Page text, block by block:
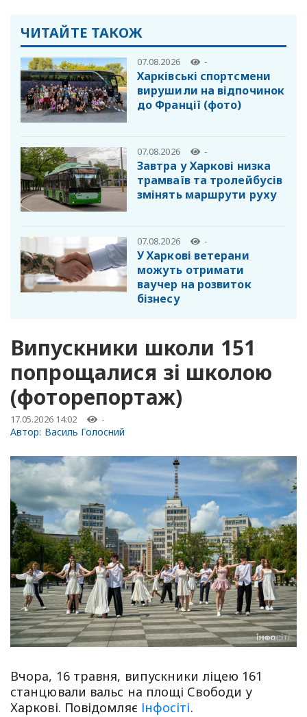
ЧИТАЙТЕ ТАКОЖ
07.08.2026 -
Харківські спортсмени
вирушили на відпочинок
до Франції (фото)
07.08.2026 -
Завтра у Харкові низка
трамваїв та тролейбусів
змінять маршрути руху
07.08.2026 -
У Харкові ветерани
можуть отримати
ваучер на розвиток
бізнесу
Випускники школи 151
попрощалися зі школою
(фоторепортаж)
17.05.2026 14:02 -
Автор: Василь Голосний
Вчора, 16 травня, випускники ліцею 161
станцювали вальс на площі Свободи у
Харкові. Повідомляє Інфосіті.